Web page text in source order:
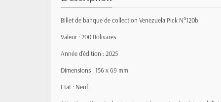
Billet de banque de collection Venezuela Pick N°120b
Valeur : 200 Bolivares
Année d'édition : 2025
Dimensions : 156 x 69 mm
Etat : Neuf